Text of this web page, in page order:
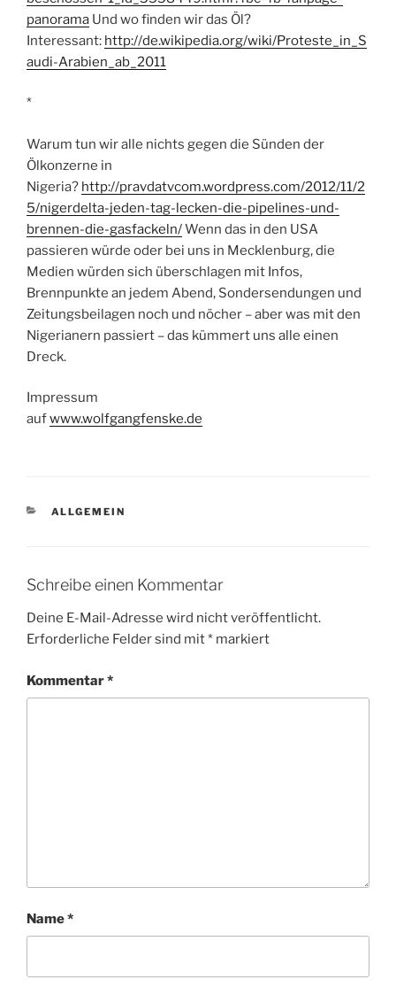
panorama Und wo finden wir das Öl?
Interessant: http://de.wikipedia.org/wiki/Proteste_in_S
audi-Arabien_ab_2011
*
Warum tun wir alle nichts gegen die Sünden der
Ölkonzerne in
Nigeria? http://pravdatvcom.wordpress.com/2012/11/2
5/nigerdelta-jeden-tag-lecken-die-pipelines-und-
brennen-die-gasfackeln/Wenn das in den USA
passieren würde oder bei uns in Mecklenburg, die
Medien würden sich überschlagen mit Infos,
Brennpunkte an jedem Abend, Sondersendungen und
Zeitungsbeilagen noch und nöcher – aber was mit den
Nigerianern passiert – das kümmert uns alle einen
Dreck.
Impressum
aufwww.wolfgangfenske.de
KATEGORIEN
ALLGEMEIN
Schreibe einen Kommentar
Deine E-Mail-Adresse wird nicht veröffentlicht.
Erforderliche Felder sind mit* markiert
Kommentar*
Name*